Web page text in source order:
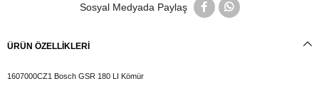
Sosyal Medyada Paylaş
ÜRÜN ÖZELLIKLERI
1607000CZ1 Bosch GSR 180 LI Kömür